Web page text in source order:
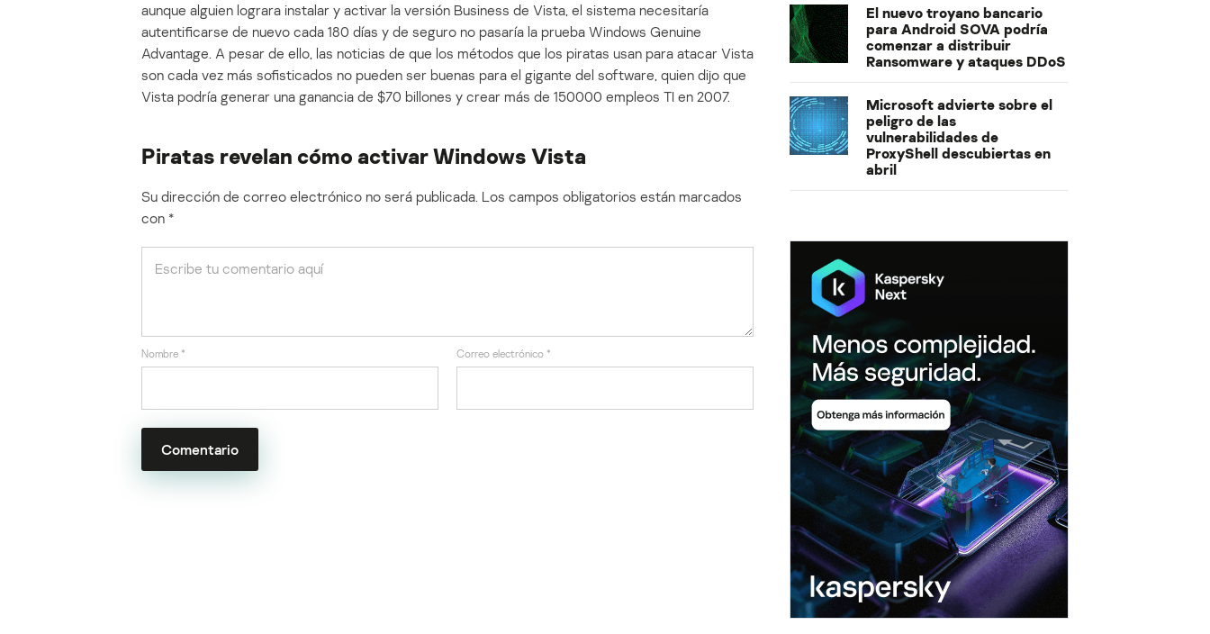
aunque alguien lograra instalar y activar la versión Business de Vista, el sistema necesitaría
autentificarse de nuevo cada 180 días y de seguro no pasaría la prueba Windows Genuine
Advantage. A pesar de ello, las noticias de que los métodos que los piratas usan para atacar Vista
son cada vez más sofisticados no pueden ser buenas para el gigante del software, quien dijo que
Vista podría generar una ganancia de $70 billones y crear más de 150000 empleos TI en 2007.
Piratas revelan cómo activar Windows Vista
Su dirección de correo electrónico no será publicada. Los campos obligatorios están marcados
con *
Nombre * Correo electrónico *
El nuevo troyano bancario
para Android SOVA podría
comenzar a distribuir
Ransomware y ataques DDoS
Microsoft advierte sobre el
peligro de las
vulnerabilidades de
ProxyShell descubiertas en
abril